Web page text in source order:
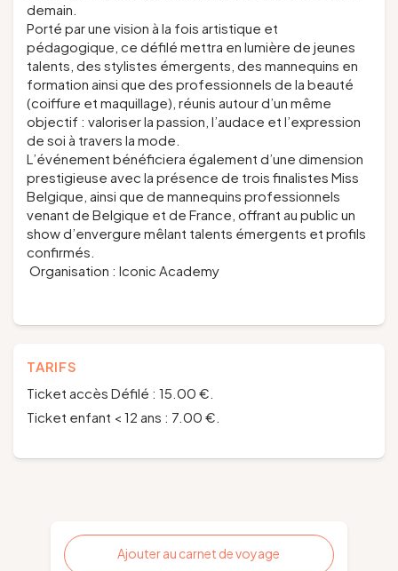
demain.
Porté par une vision à la fois artistique et
pédagogique, ce défilé mettra en lumière de jeunes
talents, des stylistes émergents, des mannequins en
formation ainsi que des professionnels de la beauté
(coiffure et maquillage), réunis autour d’un même
objectif : valoriser la passion, l’audace et l’expression
de soi à travers la mode.
L’événement bénéficiera également d’une dimension
prestigieuse avec la présence de trois finalistes Miss
Belgique, ainsi que de mannequins professionnels
venant de Belgique et de France, offrant au public un
show d’envergure mêlant talents émergents et profils
confirmés.
Organisation : Iconic Academy
TARIFS
Ticket accès Défilé : 15.00 €.
Ticket enfant < 12 ans : 7.00 €.
Ajouter au carnet de voyage